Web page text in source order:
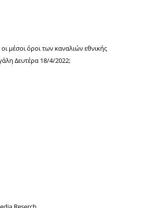
μέσοι όροι των καναλιών εθνικής
Δευτέρα 18/4/2022;